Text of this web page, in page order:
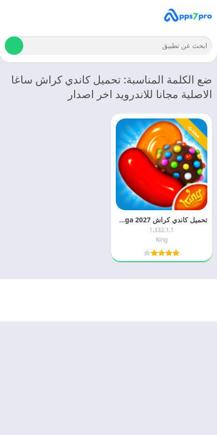
ضع الكلمة المناسبة: تحميل كاندي كراش ساغا
الاصلية مجانا للاندرويد اخر اصدار
محدث
تحميل كاندي كراش 2027 Candy Crush Saga اخر اصدار مجانا
1.332.1.1
King